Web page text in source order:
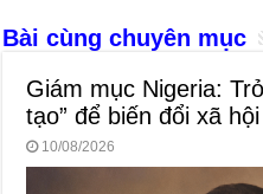
Bài cùng chuyên mục
Giám mục Nigeria:
tạo” để biến đổi xã hội
10/08/2026